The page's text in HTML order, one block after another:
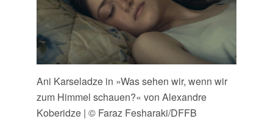
Ani Karseladze in »Was sehen wir, wenn wir
zum Himmel schauen?« von Alexandre
Koberidze | © Faraz Fesharaki/DFFB